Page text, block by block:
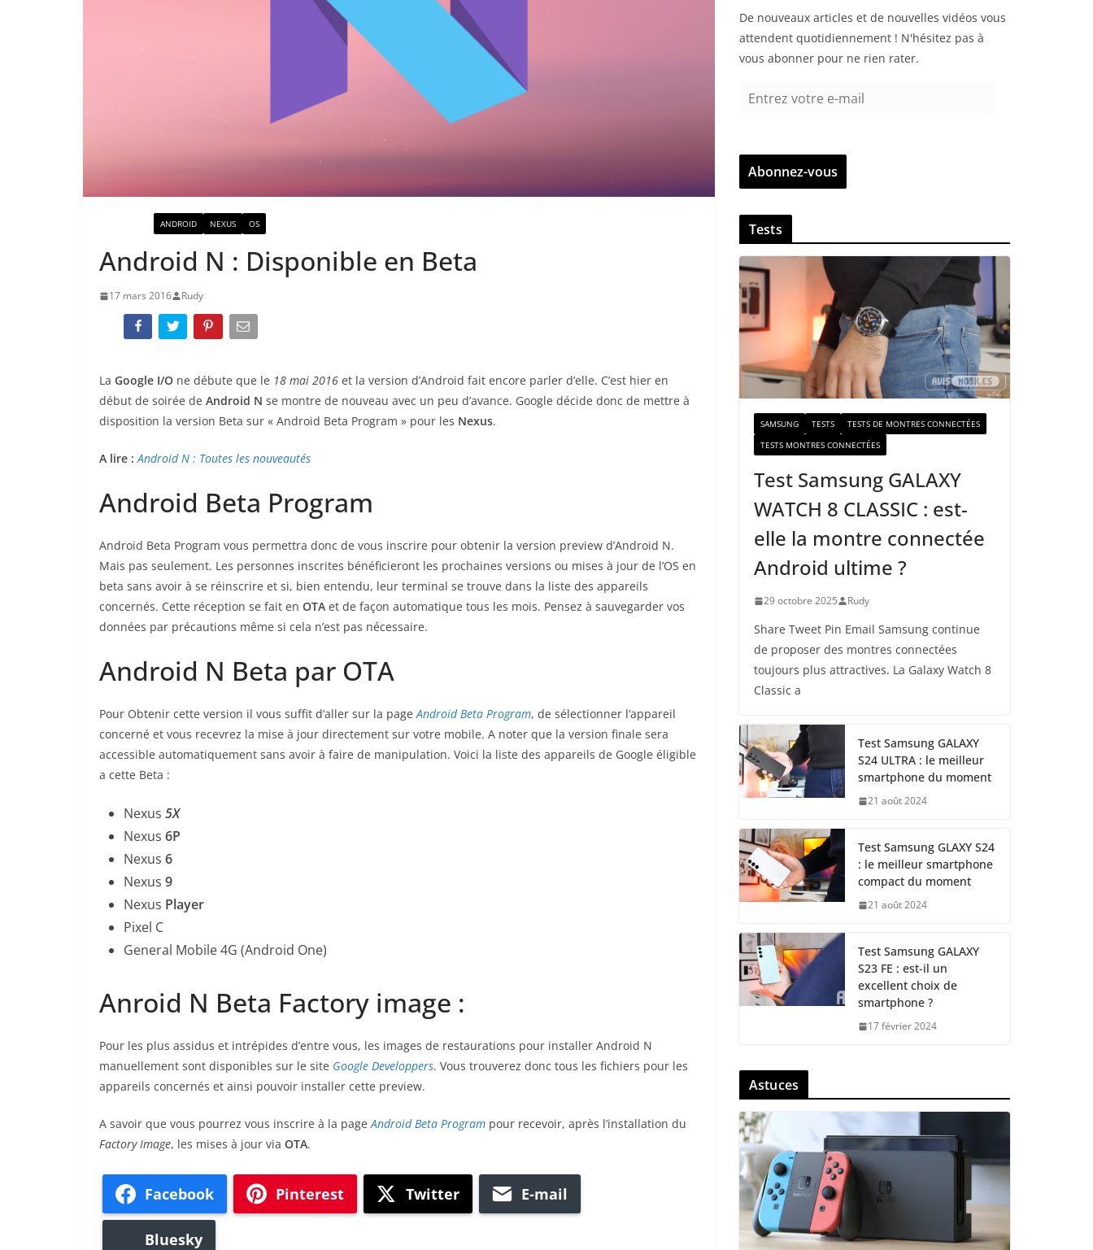
ANDROID NEXUS OS
Android N : Disponible en Beta
17 mars 2016 Rudy
La Google I/O ne débute que le 18 mai 2016 et la version d’Android fait encore parler d’elle. C’est hier en
début de soirée de Android N se montre de nouveau avec un peu d’avance. Google décide donc de mettre à
disposition la version Beta sur « Android Beta Program » pour les Nexus.
A lire :Android N : Toutes les nouveautés
Android Beta Program
Android Beta Program vous permettra donc de vous inscrire pour obtenir la version preview d’Android N.
Mais pas seulement. Les personnes inscrites bénéficieront les prochaines versions ou mises à jour de l’OS en
beta sans avoir à se réinscrire et si, bien entendu, leur terminal se trouve dans la liste des appareils
concernés. Cette réception se fait en OTA et de façon automatique tous les mois. Pensez à sauvegarder vos
données par précautions même si cela n’est pas nécessaire.
Android N Beta par OTA
Pour Obtenir cette version il vous suffit d’aller sur la pageAndroid Beta Program, de sélectionner l’appareil
concerné et vous recevrez la mise à jour directement sur votre mobile. A noter que la version finale sera
accessible automatiquement sans avoir à faire de manipulation. Voici la liste des appareils de Google éligible
a cette Beta :
Nexus 5X
Nexus 6P
Nexus 6
Nexus 9
Nexus Player
Pixel C
General Mobile 4G (Android One)
Anroid N Beta Factory image :
Pour les plus assidus et intrépides d’entre vous, les images de restaurations pour installer Android N
manuellement sont disponibles sur le site Google Developpers. Vous trouverez donc tous les fichiers pour les
appareils concernés et ainsi pouvoir installer cette preview.
A savoir que vous pourrez vous inscrire à la pageAndroid Beta Program pour recevoir, après l’installation du
Factory Image, les mises à jour via OTA.
Facebook Pinterest Twitter E-mail
Bluesky
De nouveaux articles et de nouvelles vidéos vous
attendent quotidiennement ! N'hésitez pas à
vous abonner pour ne rien rater.
r
z
v
t
r
e
e
-
a
i
Abonnez-vous
Tests
SAMSUNG TESTS
TESTS DE MONTRES CONNECTÉES
TESTS MONTRES CONNECTÉES
Test Samsung GALAXY
WATCH 8 CLASSIC : est-
elle la montre connectée
Android ultime ?
29 octobre 2025 Rudy
Share Tweet Pin Email Samsung continue
de proposer des montres connectées
toujours plus attractives. La Galaxy Watch 8
Classic a
Test Samsung GALAXY
S24 ULTRA : le meilleur
smartphone du moment
21 août 2024
Test Samsung GLAXY S24
: le meilleur smartphone
compact du moment
21 août 2024
Test Samsung GALAXY
S23 FE : est-il un
excellent choix de
smartphone ?
17 février 2024
Astuces